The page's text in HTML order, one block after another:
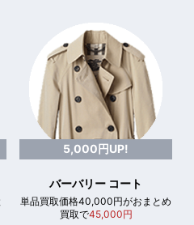
5,000円UP!
バーバリー コート
単品買取価格40,000円がおまとめ
買取で45,000円